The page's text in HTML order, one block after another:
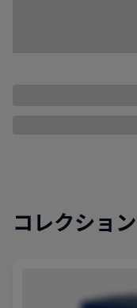
コレクショ